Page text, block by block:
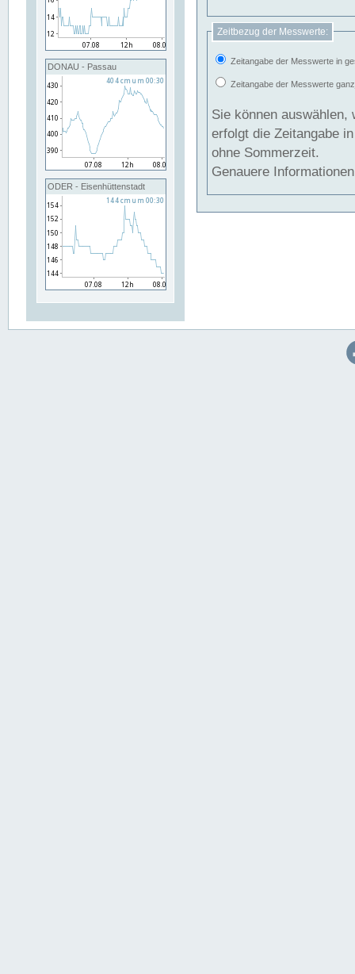
DONAU - Passau
ODER - Eisenhüttenstadt
Zeitbezug der Messwerte:
Zeitangabe der Messwerte in
Zeitangabe der Messwerte
Sie können auswählen,
erfolgt die Zeitangabe
ohne Sommerzeit.
Genauere